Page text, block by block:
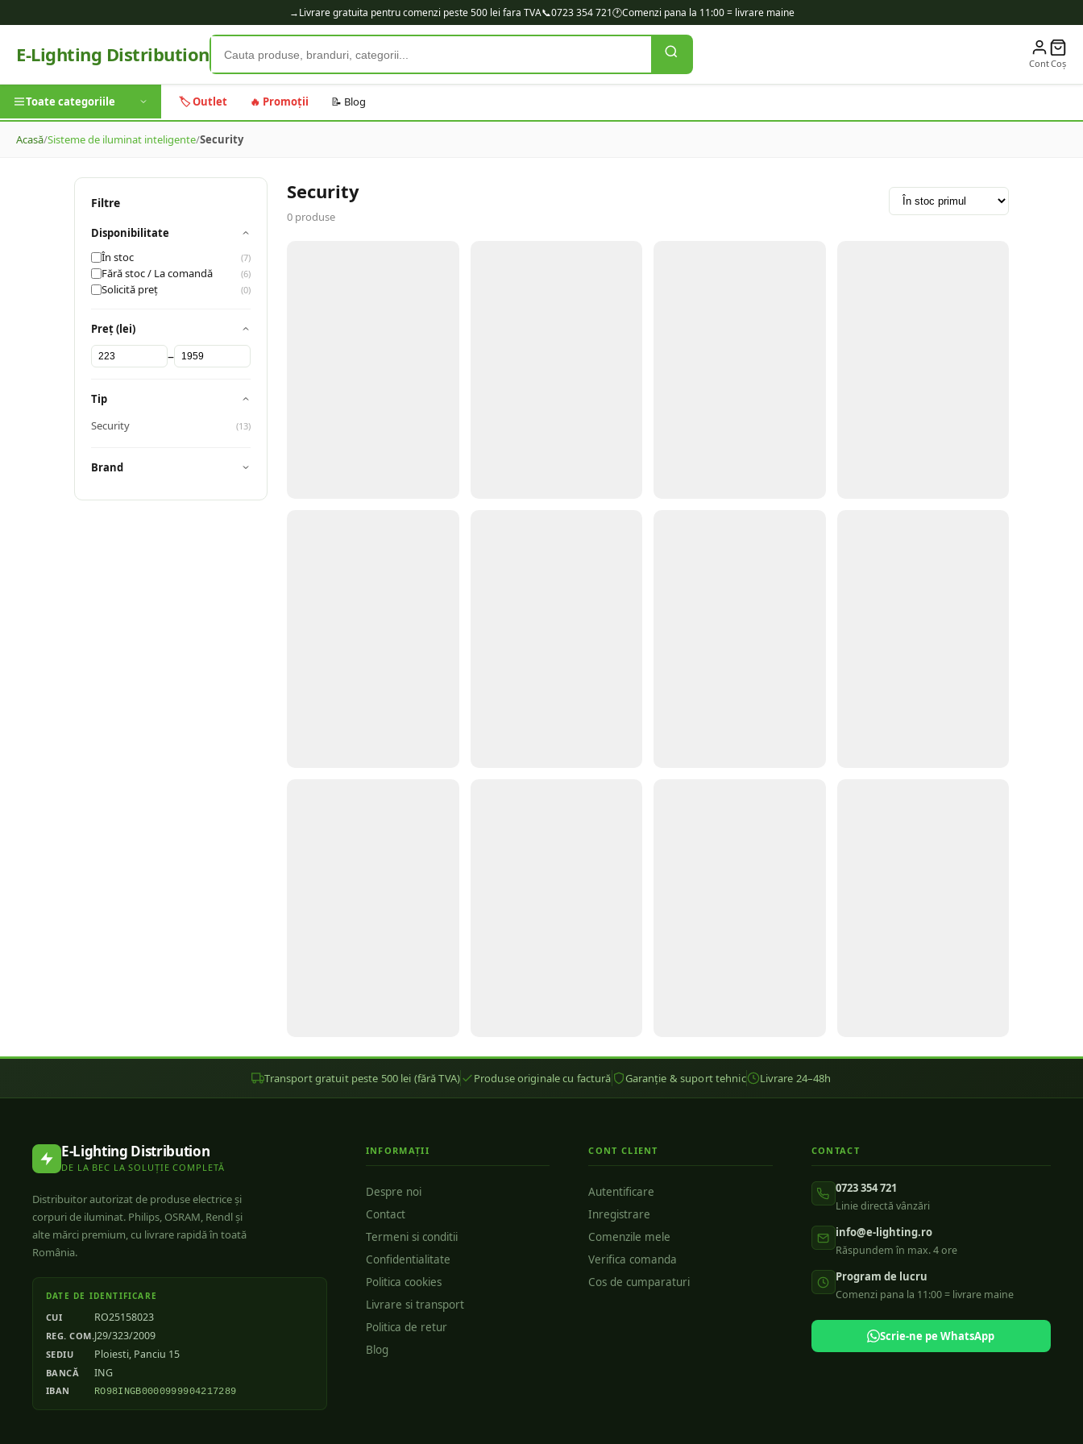
→Livrare gratuita pentru comenzi peste 500 lei fara TVA📞0723 354 721🕐Comenzi pana la 11:00 = livrare maine
E-Lighting Distribution ContCoș
Toate categoriile 🏷️ Outlet 🔥 Promoții 📝 Blog
Acasă/Sisteme de iluminat inteligente/Security
Filtre
Disponibilitate
În stoc
(7)
Fără stoc / La comandă (6)
Solicită preț (0)
Preț (lei)
–
Tip
Security
(13)
Brand
Security
0 produse
Transport gratuit peste 500 lei (fără TVA) Produse originale cu factură Garanție & suport tehnic Livrare 24–48h
E-Lighting Distribution
DE LA BEC LA SOLUȚIE COMPLETĂ
Distribuitor autorizat de produse electrice și
corpuri de iluminat. Philips, OSRAM, Rendl și
alte mărci premium, cu livrare rapidă în toată
România.
DATE DE IDENTIFICARE
CUI RO25158023
REG. COM.J29/323/2009
SEDIU Ploiesti, Panciu 15
BANCĂ ING
IBAN RO98INGB0000999904217289
INFORMAȚII
Despre noi
Contact
Termeni si conditii
Confidentialitate
Politica cookies
Livrare si transport
Politica de retur
Blog
CONT CLIENT
Autentificare
Inregistrare
Comenzile mele
Verifica comanda
Cos de cumparaturi
CONTACT
0723 354 721
Linie directă vânzări
info@e-lighting.ro
Răspundem în max. 4 ore
Program de lucru
Comenzi pana la 11:00 = livrare maine
Scrie-ne pe WhatsApp